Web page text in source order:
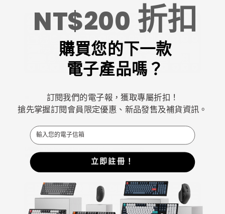
NT$200 折扣
購買您的下一款
電子產品嗎？
訂閱我們的電子報，獲取專屬折扣！
搶先掌握訂閱會員限定優惠、新品發售及補貨資訊。
Email
立即註冊！